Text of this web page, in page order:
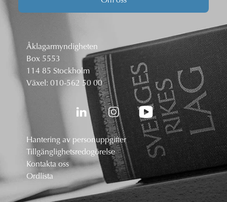
Åklagarmyndigheten
Box 5553
114 85 Stockholm
Växel: 010-562 50 00
Hantering av personuppgifter
Tillgänglighetsredogörelse
Kontakta oss
Ordlista